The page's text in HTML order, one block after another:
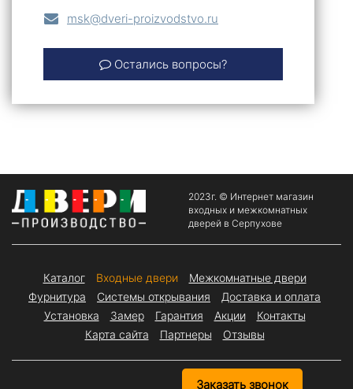
msk@dveri-proizvodstvo.ru
Остались вопросы?
2023г. © Интернет магазин
входных и межкомнатных
дверей в Серпухове
Каталог Входные двери
Межкомнатные двери
Фурнитура
Системы открывания
Доставка и оплата
Установка
Замер Гарантия Акции
Контакты
Карта сайта
Партнеры Отзывы
Заказать звонок